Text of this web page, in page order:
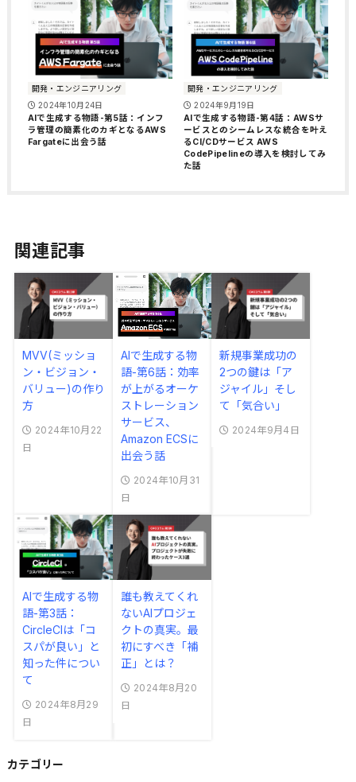
開発・エンジニアリング
2024年10月24日
AIで生成する物語-第5話：インフ
ラ管理の簡素化のカギとなるAWS
Fargateに出会う話
開発・エンジニアリング
2024年9月19日
AIで生成する物語-第4話：AWSサ
ービスとのシームレスな統合を叶え
るCI/CDサービス AWS
CodePipelineの導入を検討してみ
た話
関連記事
MVV(ミッショ
ン・ビジョン・
バリュー)の作り
方
2024年10月22
日
AIで生成する物
語-第6話：効率
が上がるオーケ
ストレーション
サービス、
Amazon ECSに
出会う話
2024年10月31
日
新規事業成功の
2つの鍵は「ア
ジャイル」そし
て「気合い」
2024年9月4日
AIで生成する物
語-第3話：
CircleCIは「コ
スパが良い」と
知った件につい
て
2024年8月29
日
誰も教えてくれ
ないAIプロジェ
クトの真実。最
初にすべき「補
正」とは？
2024年8月20
日
カテゴリー